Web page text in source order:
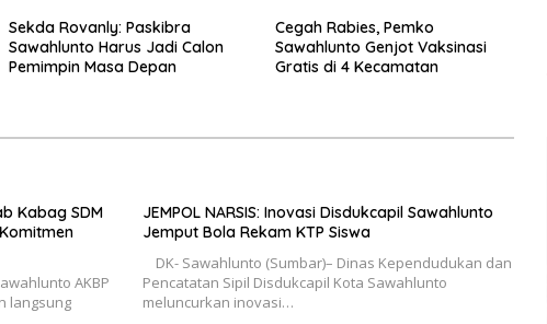
Sekda Rovanly: Paskibra
Sawahlunto Harus Jadi Calon
Pemimpin Masa Depan
Cegah Rabies, Pemko
Sawahlunto Genjot Vaksinasi
Gratis di 4 Kecamatan
Kabag SDM
AKBP
langsung
JEMPOL NARSIS: Inovasi Disdukcapil Sawahlunto
Jemput Bola Rekam KTP Siswa
DK- Sawahlunto (Sumbar)– Dinas Kependudukan dan
Pencatatan Sipil Disdukcapil Kota Sawahlunto
meluncurkan inovasi…